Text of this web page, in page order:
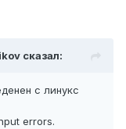
сказал:
с линукс
errors.